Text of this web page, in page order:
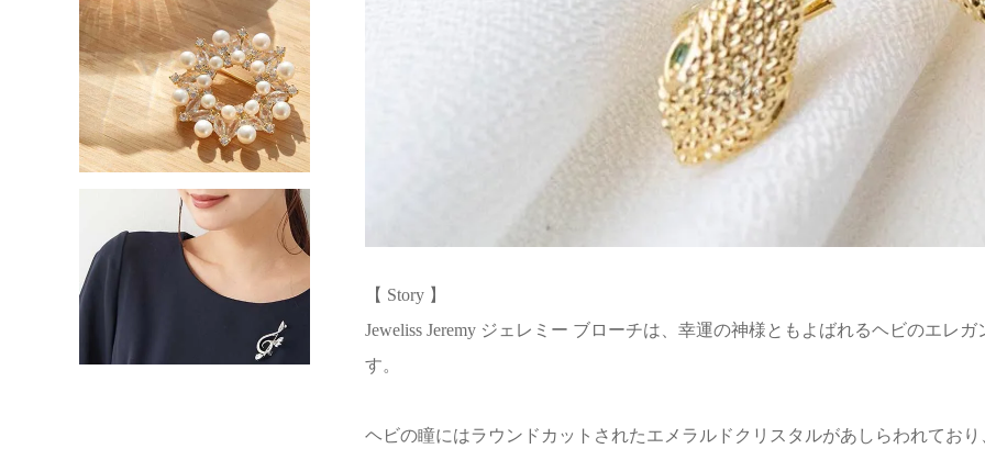
【 Story 】
Jeweliss Jeremy ジェレミー ブローチは、幸運の神様ともよばれるヘビのエレ
す。
ヘビの瞳にはラウンドカットされたエメラルドクリスタルがあしらわれてお